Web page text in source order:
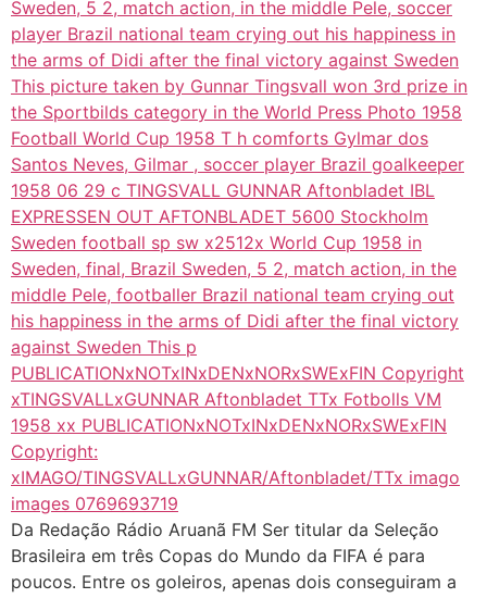
Da Redação Rádio Aruanã FM Ser titular da Seleção
Brasileira em três Copas do Mundo da FIFA é para
poucos. Entre os goleiros, apenas dois conseguiram a